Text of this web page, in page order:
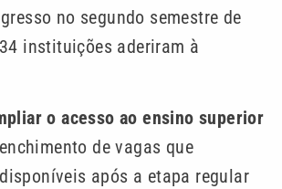
no segundo semestre de
instituições aderiram à
o acesso ao ensino superior
de vagas que
após a etapa regular